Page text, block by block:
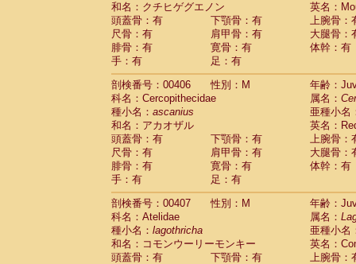
和名：クチヒゲグエノン
英名：
頭蓋骨：有
下顎骨：有
上腕骨：
尺骨：有
肩甲骨：有
大腿骨：
腓骨：有
寛骨：有
体幹：有
手：有
足：有
剖検番号：00406
性別：M
年齢：
科名：Cercopithecidae
属名：
種小名： ascanius
亜種小名
和名：アカオザル
英名：
頭蓋骨：有
下顎骨：有
上腕骨：
尺骨：有
肩甲骨：有
大腿骨：
腓骨：有
寛骨：有
体幹：有
手：有
足：有
剖検番号：00407
性別：M
年齢：
科名：Atelidae
属名：
種小名： lagothricha
亜種小名
和名：コモンウーリーモンキー
英名：
頭蓋骨：有
下顎骨：有
上腕骨：